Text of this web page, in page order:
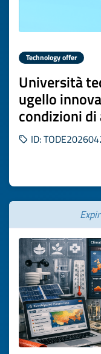
Technology offer
Università
ugello
condizioni di
ID: